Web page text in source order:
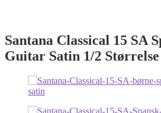
Santana Classical 15 SA
Guitar Satin 1/2 Størrelse